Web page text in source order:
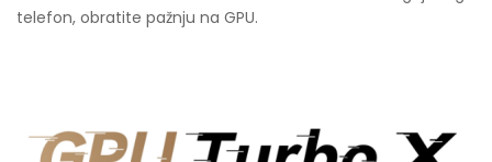
telefon, obratite pažnju na GPU.